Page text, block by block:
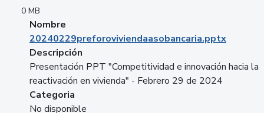
0 MB
Nombre
20240229preforoviviendaasobancaria.pptx
Descripción
Presentación PPT "Competitividad e innovación hacia la
reactivación en vivienda" - Febrero 29 de 2024
Categoria
No disponible